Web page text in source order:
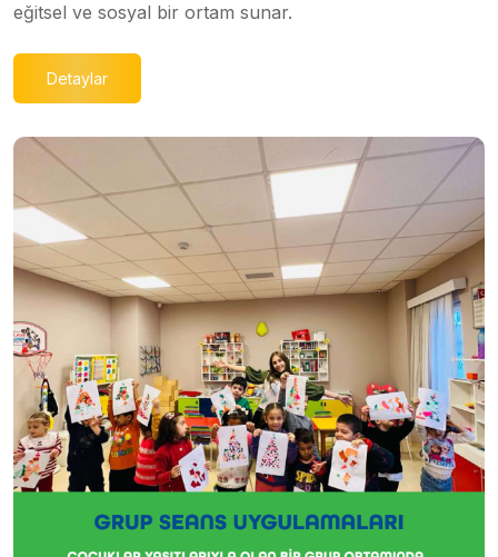
eğitsel ve sosyal bir ortam sunar.
Detaylar